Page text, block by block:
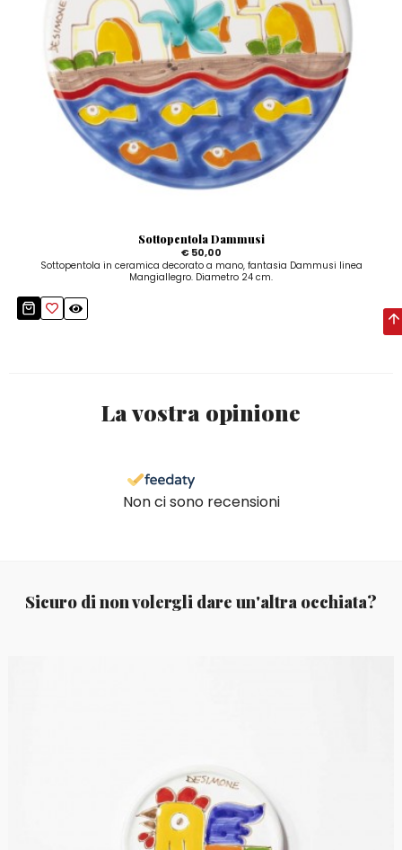
Sottopentola Dammusi
€ 50,00
Sottopentola in ceramica decorato a mano, fantasia Dammusi linea
Mangiallegro. Diametro 24 cm.
La vostra opinione
Non ci sono recensioni
Sicuro di non volergli dare un'altra occhiata?